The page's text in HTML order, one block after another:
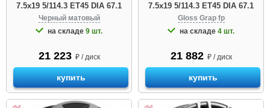
7.5x19 5/114.3 ET45 DIA 67.1
Черный матовый
на складе 9 шт.
21 223 ₽ / диск
купить
7.5x19 5/114.3 ET45 DIA 67.1
Gloss Grap fp
на складе 4 шт.
21 882 ₽ / диск
купить